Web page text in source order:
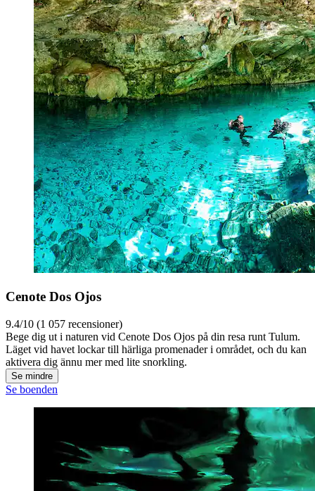
Cenote Dos Ojos
9.4/10 (1 057 recensioner)
Bege dig ut i naturen vid Cenote Dos Ojos på din resa runt Tulum.
Läget vid havet lockar till härliga promenader i området, och du kan
aktivera dig ännu mer med lite snorkling.
Se mindre
Se boenden